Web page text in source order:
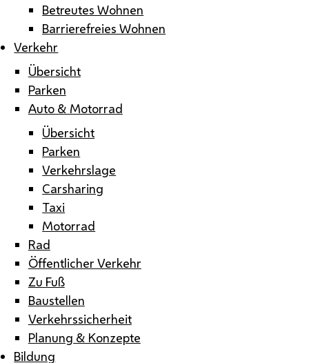
Betreutes Wohnen
Barrierefreies Wohnen
Verkehr
Übersicht
Parken
Auto & Motorrad
Übersicht
Parken
Verkehrslage
Carsharing
Taxi
Motorrad
Rad
Öffentlicher Verkehr
Zu Fuß
Baustellen
Verkehrssicherheit
Planung & Konzepte
Bildung